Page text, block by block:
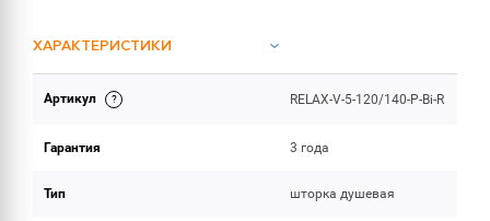
ХАРАКТЕРИСТИКИ
ОБЪЕМ ПОСТАВКИ
Артикул RELAX-V-5-120/140-P-Bi-R
Гарантия 3 года
Тип шторка душевая